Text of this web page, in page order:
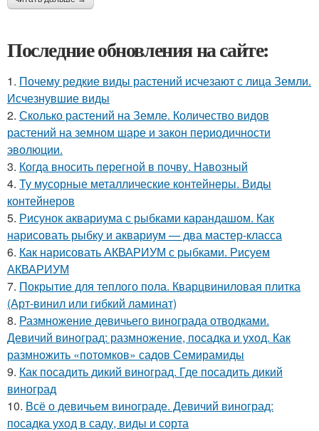
Последние обновления на сайте:
1. Почему редкие виды растений исчезают с лица Земли.
Исчезнувшие виды
2. Сколько растений на Земле. Количество видов
растений на земном шаре и закон периодичности
эволюции.
3. Когда вносить перегной в почву. Навозный
4. Ту мусорные металлические контейнеры. Виды
контейнеров
5. Рисунок аквариума с рыбками карандашом. Как
нарисовать рыбку и аквариум — два мастер-класса
6. Как нарисовать АКВАРИУМ с рыбками. Рисуем
АКВАРИУМ
7. Покрытие для теплого пола. Кварцвиниловая плитка
(Арт-винил или гибкий ламинат)
8. Размножение девичьего винограда отводками.
Девичий виноград: размножение, посадка и уход. Как
размножить «потомков» садов Семирамиды
9. Как посадить дикий виноград. Где посадить дикий
виноград
10. Всё о девичьем винограде. Девичий виноград:
посадка уход в саду, виды и сорта